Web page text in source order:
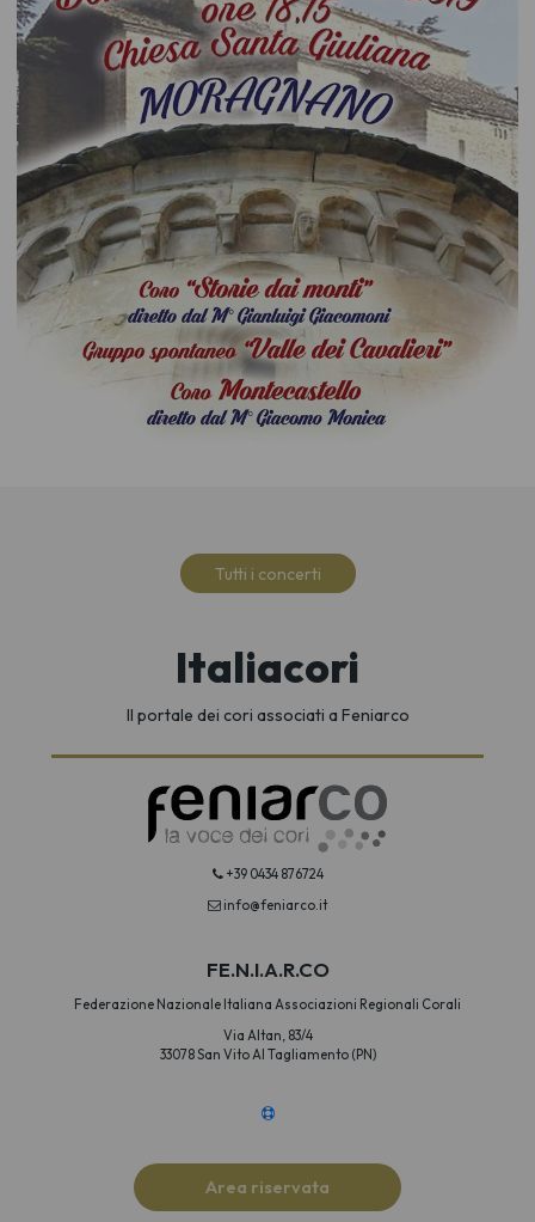
Tutti i concerti
Italiacori
Il portale dei cori associati a Feniarco
+39 0434 876724
info@feniarco.it
FE.N.I.A.R.CO
Federazione Nazionale Italiana Associazioni Regionali Corali
Via Altan, 83/4
33078 San Vito Al Tagliamento (PN)
Area riservata